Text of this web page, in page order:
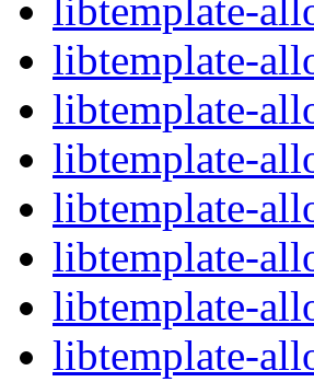
libtemplate-
libtemplate-
libtemplate-
libtemplate-
libtemplate-
libtemplate-
libtemplate-
libtemplate-